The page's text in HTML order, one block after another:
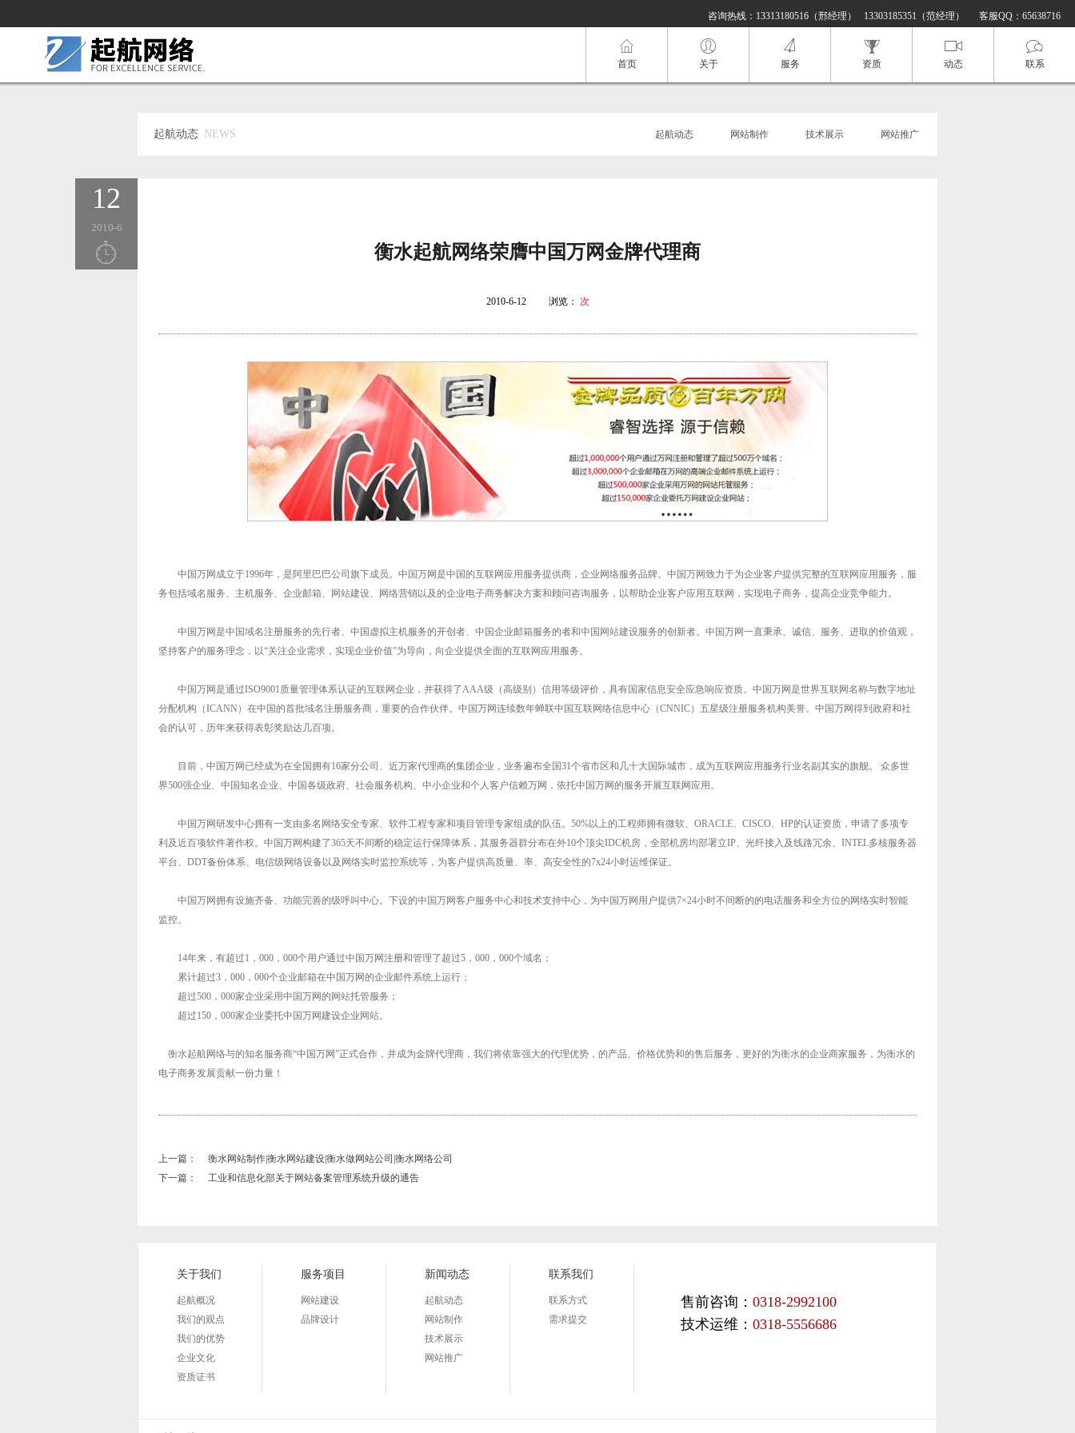
咨询热线：13313180516（邢经理） 13303185351（范经理） 客服QQ： 65638716
首页 关于 服务 资质 动态 联系
起航动态 网站制作 技术展示 网站推广
起航动态 NEWS
衡水起航网络荣膺中国万网金牌代理商
12
2010-6
2010-6-12 浏览： 次
中国万网成立于1996年，是阿里巴巴公司旗下成员。中国万网是中国的互联网应用服务提供商，企业网络服务品牌。中国万网致力于为企业客户提供完整的互联网应用服务，服
务包括域名服务、主机服务、企业邮箱、 网站建设、网络营销以及的企业电子商务解决方案和顾问咨询服务，以帮助企业客户应用互联网，实现电子商务，提高企业竞争能力。
中国万网是中国域名注册服务的先行者、中国虚拟主机服务的开创者、中国企业邮箱服务的者和中国网站建设服务的创新者。中国万网一直秉承、诚信、服务、进取的价值观，
坚持客户的服务理念，以“关注企业需求，实现企业价值”为导向，向企业提供全面的互联网应用服务。
中国万网是通过ISO9001质量管理体系认证的互联网企业，并获得了AAA级（高级别）信用等级评价，具有国家信息安全应急响应资质。中国万网是世界互联网名称与数字地址
分配机构（ICANN）在中国的首批域名注册服务商，重要的合作伙伴。中国万网连续数年蝉联中国互联网络信息中心（CNNIC）五星级注册服务机构美誉。中国万网得到政府和社
会的认可，历年来获得表彰奖励达几百项。
目前，中国万网已经成为在全国拥有16家分公司、近万家代理商的集团企业，业务遍布全国31个省市区和几十大国际城市，成为互联网应用服务行业名副其实的旗舰。 众多世
界500强企业、中国知名企业、中国各级政府、社会服务机构、中小企业和个人客户信赖万网，依托中国万网的服务开展互联网应用。
中国万网研发中心拥有一支由多名网络安全专家、软件工程专家和项目管理专家组成的队伍。50%以上的工程师拥有微软、ORACLE、CISCO、HP的认证资质，申请了多项专
利及近百项软件著作权。中国万网构建了365天不间断的稳定运行保障体系，其服务器群分布在外10个顶尖IDC机房，全部机房均部署立IP、光纤接入及线路冗余、INTEL多核服务器
平台、DDT备份体系、电信级网络设备以及网络实时监控系统等，为客户提供高质量、率、高安全性的7x24小时运维保证。
中国万网拥有设施齐备、功能完善的级呼叫中心。下设的中国万网客户服务中心和技术支持中心，为中国万网用户提供7×24小时不间断的的电话服务和全方位的网络实时智能
监控。
14年来，有超过1，000，000个用户通过中国万网注册和管理了超过5，000，000个域名；
累计超过3，000，000个企业邮箱在中国万网的企业邮件系统上运行；
超过500，000家企业采用中国万网的网站托管服务；
超过150，000家企业委托中国万网建设企业网站。
衡水起航网络与的知名服务商“中国万网”正式合作，并成为金牌代理商，我们将依靠强大的代理优势，的产品、价格优势和的售后服务，更好的为衡水的企业商家服务，为衡水的
电子商务发展贡献一份力量！
上一篇：
衡水网站制作|衡水网站建设|衡水做网站公司|衡水网络公司
下一篇：
工业和信息化部关于网站备案管理系统升级的通告
关于我们
起航概况
我们的观点
我们的优势
企业文化
资质证书
服务项目
网站建设
品牌设计
新闻动态
起航动态
网站制作
技术展示
网站推广
联系我们
联系方式
需求提交
售前咨询： 0318-2992100
技术运维： 0318-5556686